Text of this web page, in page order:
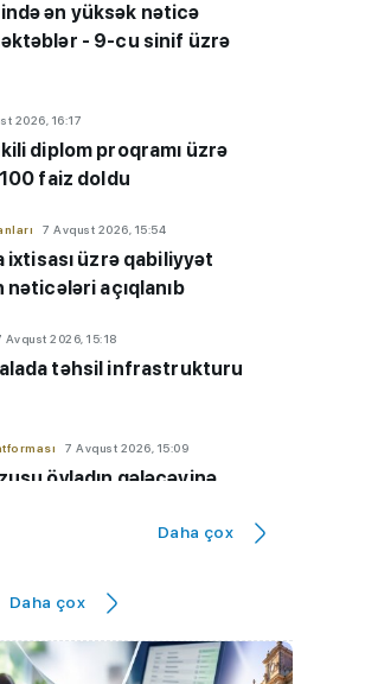
ən yüksək nəticə
- 9-cu sinif üzrə
2026, 16:17
diplom proqramı üzrə
faiz doldu
7 Avqust 2026, 15:54
üzrə qabiliyyət
nəticələri açıqlanıb
Avqust 2026, 15:18
təhsil infrastrukturu
7 Avqust 2026, 15:09
övladın gələcəyinə
intellektlə yeni viruslar
Daha çox
Daha çox